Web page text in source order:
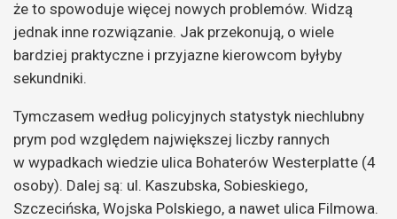
że to spowoduje więcej nowych problemów. Widzą
jednak inne rozwiązanie. Jak przekonują, o wiele
bardziej praktyczne i przyjazne kierowcom byłyby
sekundniki.
Tymczasem według policyjnych statystyk niechlubny
prym pod względem największej liczby rannych
w wypadkach wiedzie ulica Bohaterów Westerplatte (4
osoby). Dalej są: ul. Kaszubska, Sobieskiego,
Szczecińska, Wojska Polskiego, a nawet ulica Filmowa.